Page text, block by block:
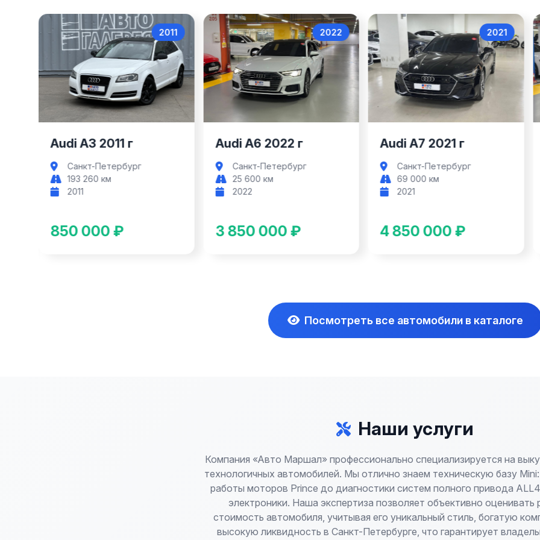
Audi A3
2011
Audi A3 2011 г
Санкт-Петербург
193 260 км
2011
850 000 ₽
Audi A6
2022
Audi A6 2022 г
Санкт-Петербург
25 600 км
2022
3 850 000 ₽
Audi A7
2021
Audi A7 2021 г
Санкт-Петербург
69 000 км
2021
4 850 000 ₽
Посмотреть все автомобили в каталоге
Наши услуги
Компания «Авто Маршал» профессионально специализируется на
технологичных автомобилей. Мы отлично знаем техническую базу
работы моторов Prince до диагностики систем полного привода
электроники. Наша экспертиза позволяет объективно оценивать
стоимость автомобиля, учитывая его уникальный стиль, богатую
высокую ликвидность в Санкт-Петербурге, что гарантирует